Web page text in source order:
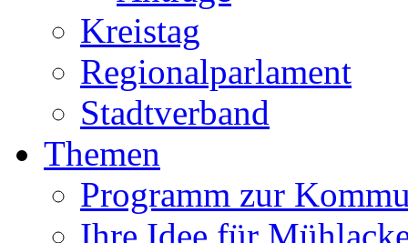
Kreistag
Regionalparlament
Stadtverband
Themen
Programm zur